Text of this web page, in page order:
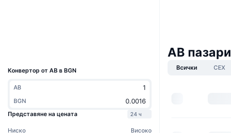
Конвертор от AB в BGN
AB
BGN
Представяне на цената
24 ч
Ниско Високо
AB пазари
Всички CEX